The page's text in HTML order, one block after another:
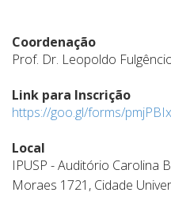
Coordenação
Prof. Dr. Leopoldo
Link para Inscrição
https://goo.gl/forms/
Local
IPUSP - Auditório Carolina
Moraes 1721, Cidade